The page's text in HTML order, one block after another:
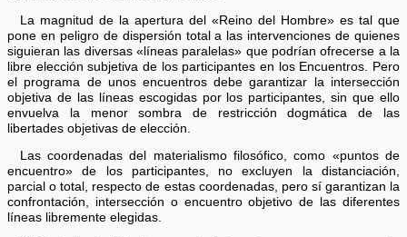
La magnitud de la apertura del «Reino del Hombre» es tal que
pone en peligro de dispersión total a las intervenciones de quienes
siguieran las diversas «líneas paralelas» que podrían ofrecerse a la
libre elección subjetiva de los participantes en los Encuentros. Pero
el programa de unos encuentros debe garantizar la intersección
objetiva de las líneas escogidas por los participantes, sin que ello
envuelva la menor sombra de restricción dogmática de las
libertades objetivas de elección.
Las coordenadas del materialismo filosófico, como «puntos de
encuentro» de los participantes, no excluyen la distanciación,
parcial o total, respecto de estas coordenadas, pero sí garantizan la
confrontación, intersección o encuentro objetivo de las diferentes
líneas libremente elegidas.